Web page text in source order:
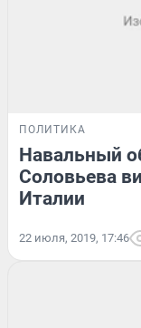
ПОЛИТИКА
Навальный
Соловьева
Италии
22 июля, 2019, 17:46